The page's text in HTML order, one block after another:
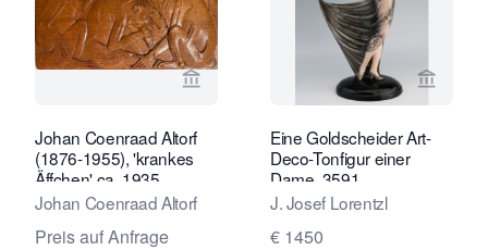
Verkaeuferseite von Kunstconsult 2.0
Johan Coenraad Altorf
(1876-1955), 'krankes
Äffchen' ca. 1935
Johan Coenraad Altorf
Preis auf Anfrage
Eine Goldscheider Art-
Deco-Tonfigur einer
Dame, 3591
J. Josef Lorentzl
€ 1450